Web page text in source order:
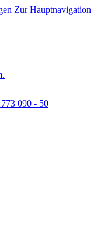
Zur Hauptnavigation
090 - 50